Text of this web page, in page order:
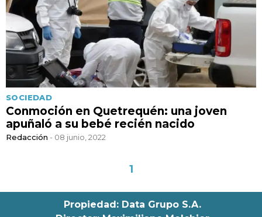
SOCIEDAD
Conmoción en Quetrequén: una joven
apuñaló a su bebé recién nacido
Redacción - 08 junio, 2022
1
Propiedad: Data Grupo S.A.